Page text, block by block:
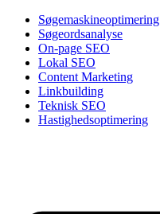
Søgemaskineoptimering
Søgeordsanalyse
On-page SEO
Lokal SEO
Content Marketing
Linkbuilding
Teknisk SEO
Hastighedsoptimering